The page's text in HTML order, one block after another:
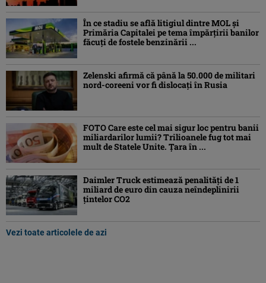
În ce stadiu se află litigiul dintre MOL și
Primăria Capitalei pe tema împărțirii banilor
făcuți de fostele benzinării ...
Zelenski afirmă că până la 50.000 de militari
nord-coreeni vor fi dislocaţi în Rusia
FOTO Care este cel mai sigur loc pentru banii
miliardarilor lumii? Trilioanele fug tot mai
mult de Statele Unite. Țara în ...
Daimler Truck estimează penalități de 1
miliard de euro din cauza neîndeplinirii
țintelor CO2
Vezi toate articolele de azi